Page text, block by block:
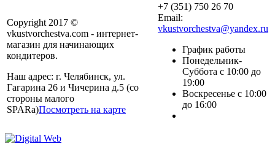
Copyright 2017 ©
vkustvorchestva.com - интернет-
магазин для начинающих
кондитеров.
Наш адрес: г. Челябинск, ул.
Гагарина 26 и Чичерина д.5 (со
стороны малого
SPARa)Посмотреть на карте
+7 (351) 750 26 70
Email:
vkustvorchestva@yandex.ru
График работы
Понедельник-
Суббота с 10:00 до
19:00
Воскресенье с 10:00
до 16:00